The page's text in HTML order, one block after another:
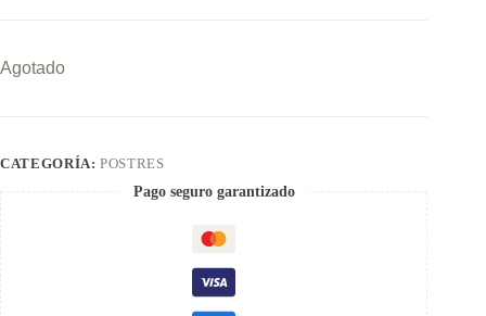
Agotado
CATEGORÍA:POSTRES
Pago seguro garantizado